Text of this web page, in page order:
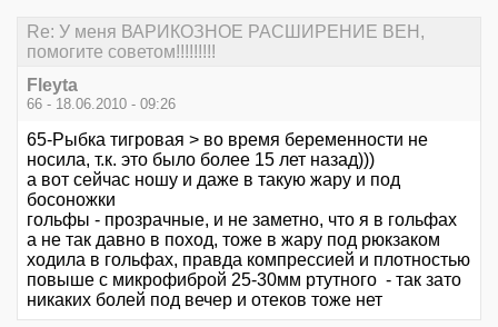
Re: У меня ВАРИКОЗНОЕ РАСШИРЕНИЕ ВЕН,
помогите советом!!!!!!!!!
Fleyta
66 - 18.06.2010 - 09:26
65-Рыбка тигровая > во время беременности не
носила, т.к. это было более 15 лет назад)))
а вот сейчас ношу и даже в такую жару и под
босоножки
гольфы - прозрачные, и не заметно, что я в гольфах
а не так давно в поход, тоже в жару под рюкзаком
ходила в гольфах, правда компрессией и плотностью
повыше с микрофиброй 25-30мм ртутного - так зато
никаких болей под вечер и отеков тоже нет